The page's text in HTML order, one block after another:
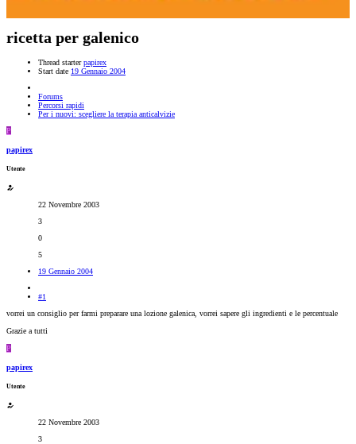
ricetta per galenico
Thread starter papirex
Start date 19 Gennaio 2004
Forums
Percorsi rapidi
Per i nuovi: scegliere la terapia anticalvizie
P
papirex
Utente
22 Novembre 2003
3
0
5
19 Gennaio 2004
#1
vorrei un consiglio per farmi preparare una lozione galenica, vorrei sapere gli ingredienti e le percentuale
Grazie a tutti
P
papirex
Utente
22 Novembre 2003
3